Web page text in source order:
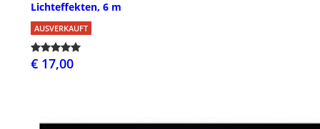
Lichteffekten, 6 m
AUSVERKAUFT
€ 17,00